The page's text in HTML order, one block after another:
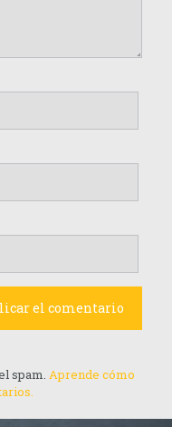
spam. Aprende cómo